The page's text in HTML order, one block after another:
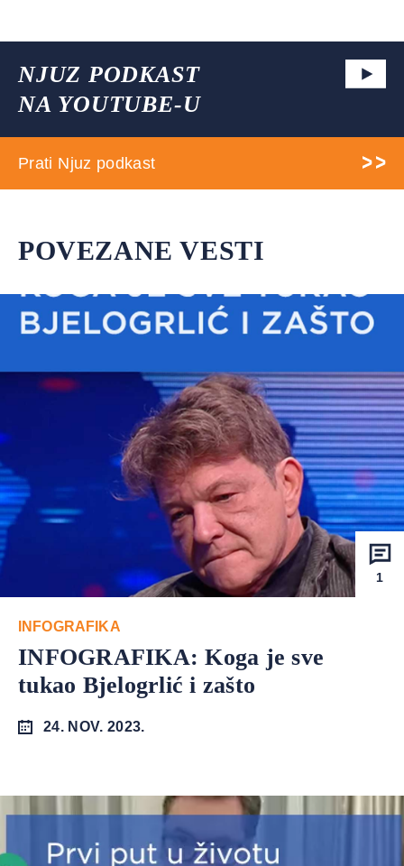
NJUZ PODKAST
NA YOUTUBE-U
Prati Njuz podkast
POVEZANE VESTI
1
INFOGRAFIKA
INFOGRAFIKA: Koga je sve
tukao Bjelogrlić i zašto
24. NOV. 2023.